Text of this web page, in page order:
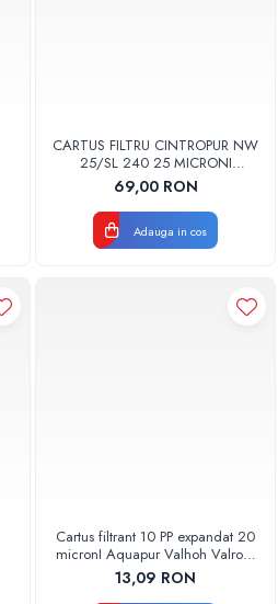
CARTUS FILTRU CINTROPUR NW
25/SL 240 25 MICRONI
MANSOANE FILTRARE SET 5BUC
69,00 RON
Adauga in cos
Cartus filtrant 10 PP expandat 20
micronI Aquapur Valhoh Valrom
AQUA07000110020
13,09 RON